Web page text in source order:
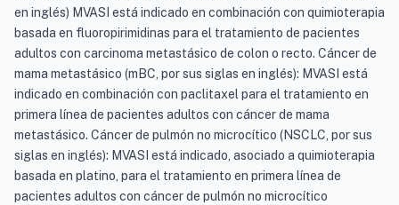
en inglés) MVASI está indicado en combinación con quimioterapia
basada en fluoropirimidinas para el tratamiento de pacientes
adultos con carcinoma metastásico de colon o recto. Cáncer de
mama metastásico (mBC, por sus siglas en inglés): MVASI está
indicado en combinación con paclitaxel para el tratamiento en
primera línea de pacientes adultos con cáncer de mama
metastásico. Cáncer de pulmón no microcítico (NSCLC, por sus
siglas en inglés): MVASI está indicado, asociado a quimioterapia
basada en platino, para el tratamiento en primera línea de
pacientes adultos con cáncer de pulmón no microcítico